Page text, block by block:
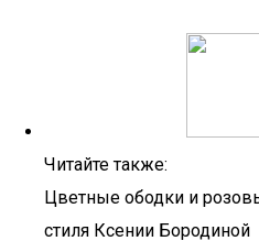
Читайте также:
Цветные ободки и
стиля Ксении Бородиной